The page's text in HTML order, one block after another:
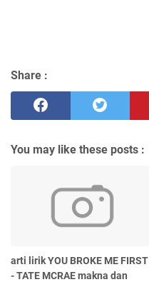
Share :
You may like these posts :
arti lirik YOU BROKE ME FIRST
- TATE MCRAE makna dan